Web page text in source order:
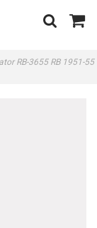
RB-3655 RB 1951-55